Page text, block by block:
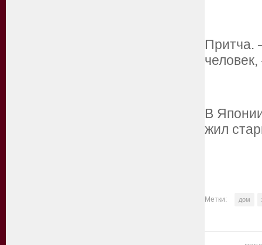
Притча.
В
жил
Метки: дом